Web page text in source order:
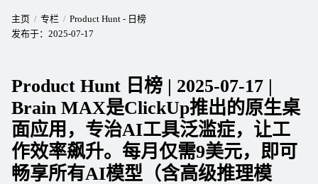
主页 专栏
Product Hunt - 日榜
发布于： 2025-07-17
Product Hunt 日榜 | 2025-07-17 |
Brain MAX是ClickUp推出的原生桌
面应用，专治AI工具泛滥症，让工
作效率飙升。每月仅需9美元，即可
畅享所有AI模型（含高级推理模